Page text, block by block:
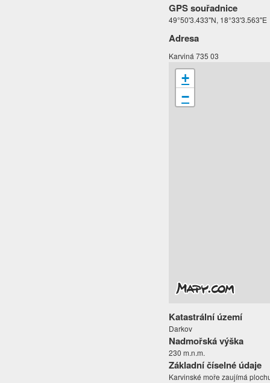
GPS souřadnice
49°50'3.433"N, 18°33'3.563"E
Adresa
Karviná 735 03
+
−
Katastrální území
Darkov
Nadmořská výška
230 m.n.m.
Základní číselné údaje
Karvinské moře zaujímá